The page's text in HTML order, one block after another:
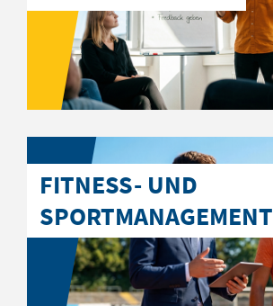
FITNESS- UND
SPORTMANAGEMENT